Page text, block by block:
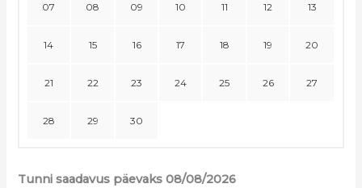
07 08 09 10 11 12 13
14 15 16 17 18 19 20
21 22 23 24 25 26 27
28 29 30
Tunni saadavus päevaks 08/08/2026